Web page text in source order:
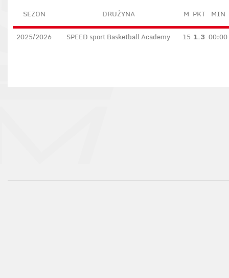
SEZON DRUŻYNA M PKT MIN
2025/2026 SPEED sport Basketball Academy 15 1.3 00:00